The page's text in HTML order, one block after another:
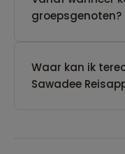
groepsgenoten?
Waar kan ik
Sawadee